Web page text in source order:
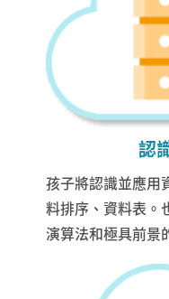
認
孩子將認識並應用
料排序、資料表。
演算法和極具前景